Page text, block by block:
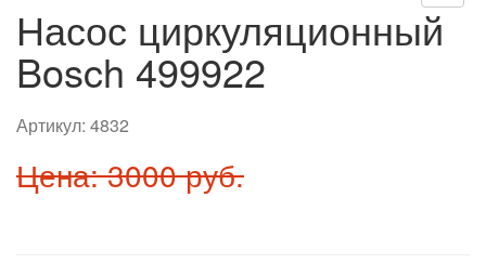
Насос циркуляционный
Bosch 499922
Артикул: 4832
Цена: 3000 руб.